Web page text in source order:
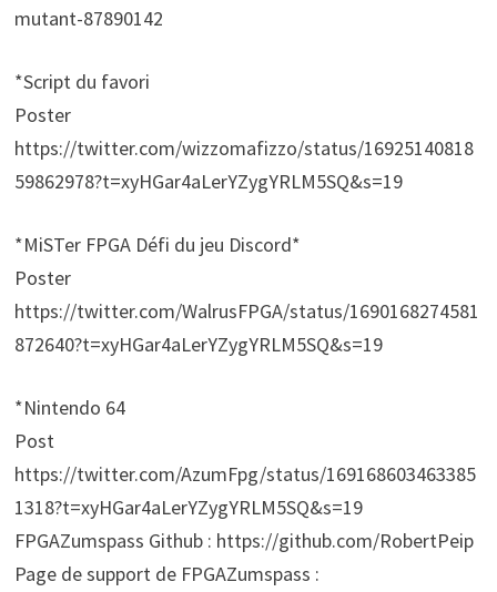
mutant-87890142
*Script du favori
Poster
https://twitter.com/wizzomafizzo/status/16925140818
59862978?t=xyHGar4aLerYZygYRLM5SQ&s=19
*MiSTer FPGA Défi du jeu Discord*
Poster
https://twitter.com/WalrusFPGA/status/1690168274581
872640?t=xyHGar4aLerYZygYRLM5SQ&s=19
*Nintendo 64
Post
https://twitter.com/AzumFpg/status/169168603463385
1318?t=xyHGar4aLerYZygYRLM5SQ&s=19
FPGAZumspass Github : https://github.com/RobertPeip
Page de support de FPGAZumspass :